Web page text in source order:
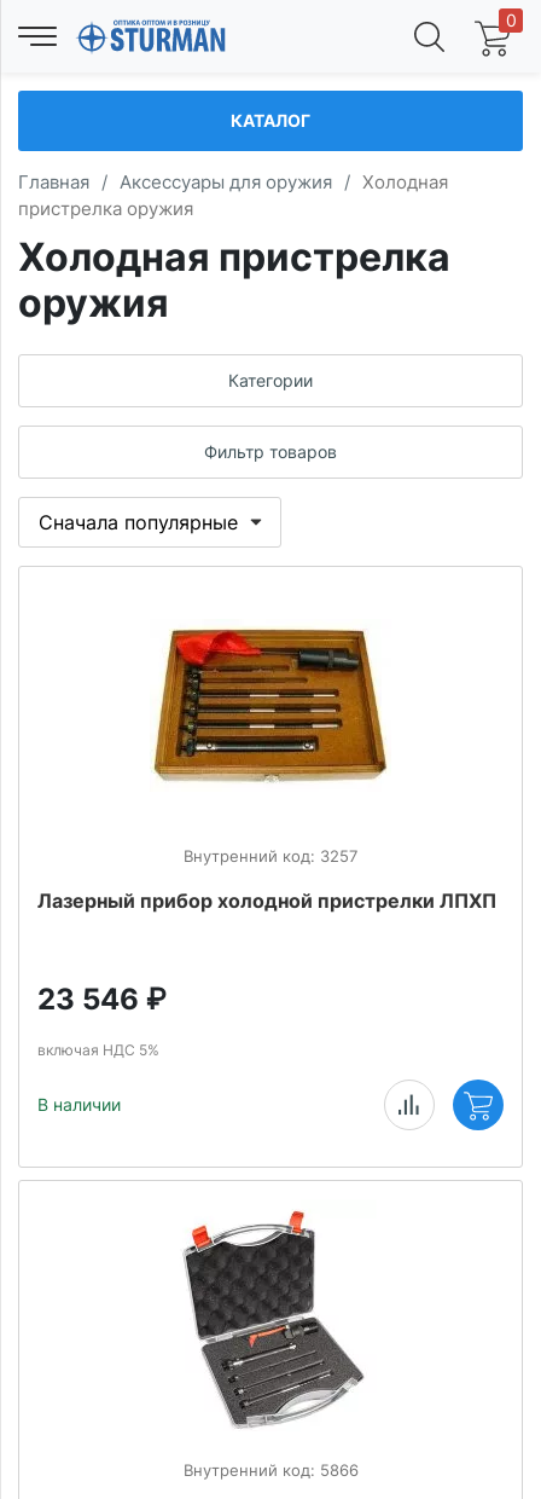
0
КАТАЛОГ
Главная / Аксессуары для оружия / Холодная
пристрелка оружия
Холодная пристрелка
оружия
Категории
Фильтр товаров
Внутренний код: 3257
Лазерный прибор холодной пристрелки ЛПХП
23 546 ₽
включая НДС 5%
В наличии
Внутренний код: 5866